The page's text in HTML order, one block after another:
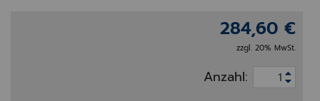
284,60 €
zzgl. 20% MwSt.
Anzahl: